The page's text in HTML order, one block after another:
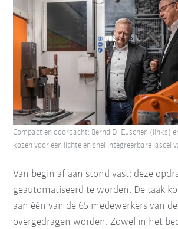
Van begin af aan stond vast: deze
geautomatiseerd te worden. De taak
aan één van de 65 medewerkers van
overgedragen worden. Zowel in het
Compact en doordacht: Bernd D. Euschen (links)
kozen voor een lichte en snel integreerbare lascel